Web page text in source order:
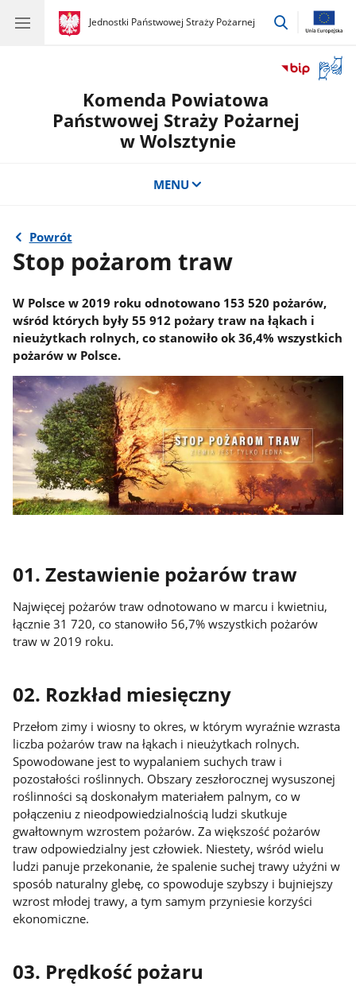
gov.pl
Jednostki Państwowej Straży Pożarnej
gov.pl
Jednostki
przejdź
okno
Komenda Powiatowa
Państwowej Straży Pożarnej
w Wolsztynie
MENU
Powrót
Stop pożarom traw
W Polsce w 2019 roku odnotowano 153 520 pożarów,
wśród których były 55 912 pożary traw na łąkach i
nieużytkach rolnych, co stanowiło ok 36,4% wszystkich
pożarów w Polsce.
01. Zestawienie pożarów traw
Najwięcej pożarów traw odnotowano w marcu i kwietniu,
łącznie 31 720, co stanowiło 56,7% wszystkich pożarów
traw w 2019 roku.
02. Rozkład miesięczny
Przełom zimy i wiosny to okres, w którym wyraźnie wzrasta
liczba pożarów traw na łąkach i nieużytkach rolnych.
Spowodowane jest to wypalaniem suchych traw i
pozostałości roślinnych. Obszary zeszłorocznej wysuszonej
roślinności są doskonałym materiałem palnym, co w
połączeniu z nieodpowiedzialnością ludzi skutkuje
gwałtownym wzrostem pożarów. Za większość pożarów
traw odpowiedzialny jest człowiek. Niestety, wśród wielu
ludzi panuje przekonanie, że spalenie suchej trawy użyźni w
sposób naturalny glebę, co spowoduje szybszy i bujniejszy
wzrost młodej trawy, a tym samym przyniesie korzyści
ekonomiczne.
03. Prędkość pożaru